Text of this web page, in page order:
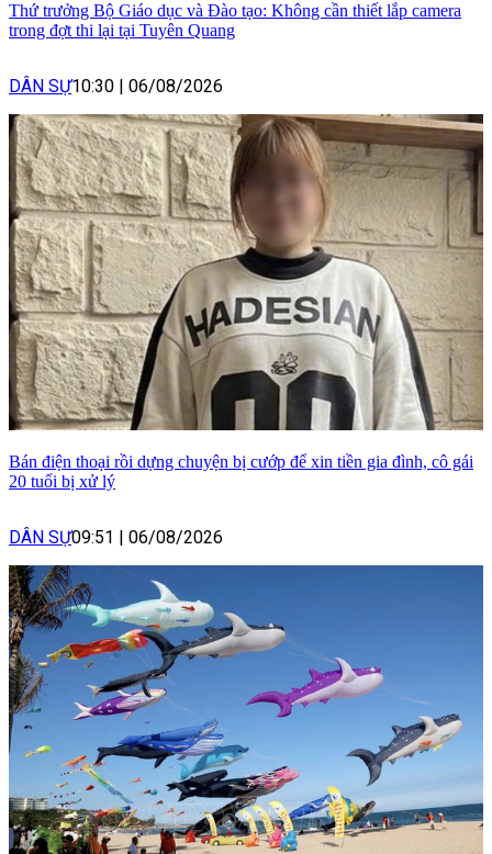
Thứ trưởng Bộ Giáo dục và Đào tạo: Không cần thiết lắp camera
trong đợt thi lại tại Tuyên Quang
DÂN SỰ10:30 06/08/2026
Bán điện thoại rồi dựng chuyện bị cướp để xin tiền gia đình, cô gái
20 tuổi bị xử lý
DÂN SỰ09:51 06/08/2026